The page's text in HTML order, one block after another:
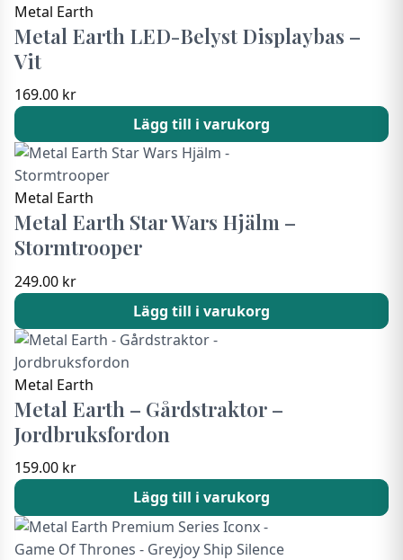
Metal Earth
Metal Earth LED-Belyst Displaybas –
Vit
169.00 kr
Lägg till i varukorg
Metal Earth
Metal Earth Star Wars Hjälm –
Stormtrooper
249.00 kr
Lägg till i varukorg
Metal Earth
Metal Earth – Gårdstraktor –
Jordbruksfordon
159.00 kr
Lägg till i varukorg